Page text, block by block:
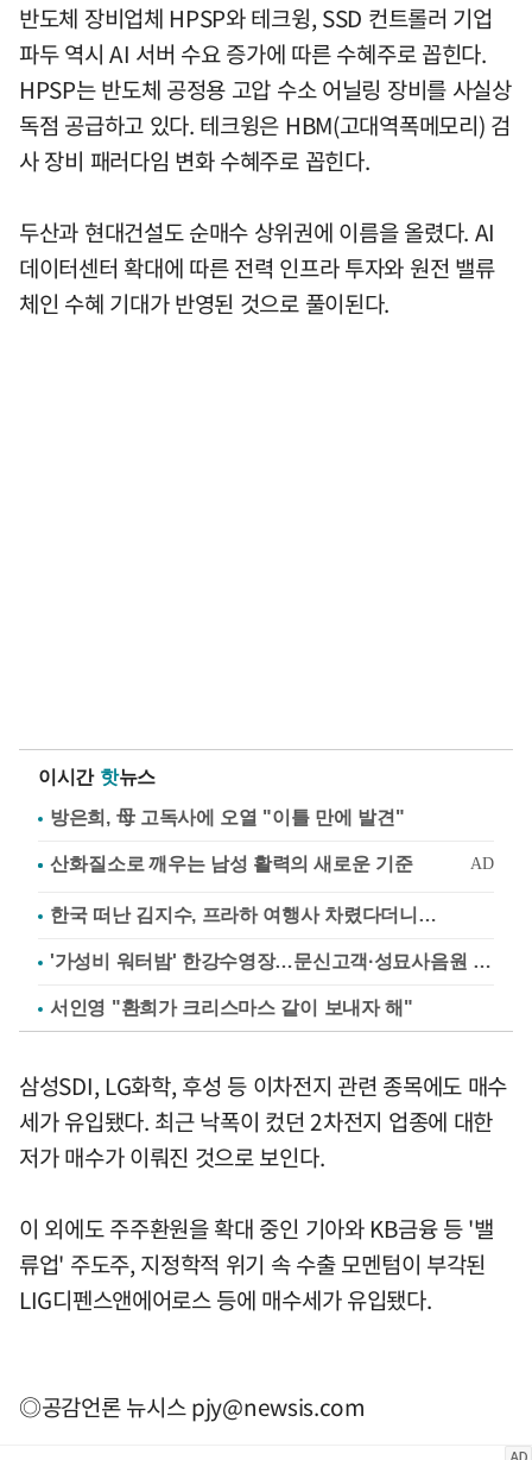
반도체 장비업체 HPSP와 테크윙, SSD 컨트롤러 기업
파두 역시 AI 서버 수요 증가에 따른 수혜주로 꼽힌다.
HPSP는 반도체 공정용 고압 수소 어닐링 장비를 사실상
독점 공급하고 있다. 테크윙은 HBM(고대역폭메모리) 검
사 장비 패러다임 변화 수혜주로 꼽힌다.
두산과 현대건설도 순매수 상위권에 이름을 올렸다. AI
데이터센터 확대에 따른 전력 인프라 투자와 원전 밸류
체인 수혜 기대가 반영된 것으로 풀이된다.
이시간 핫뉴스
방은희, 母 고독사에 오열 "이틀 만에 발견"
한국 떠난 김지수, 프라하 여행사 차렸다더니…
'가성비 워터밤' 한강수영장…문신고객·성묘사음원 민원
서인영 "환희가 크리스마스 같이 보내자 해"
삼성SDI, LG화학, 후성 등 이차전지 관련 종목에도 매수
세가 유입됐다. 최근 낙폭이 컸던 2차전지 업종에 대한
저가 매수가 이뤄진 것으로 보인다.
이 외에도 주주환원을 확대 중인 기아와 KB금융 등 '밸
류업' 주도주, 지정학적 위기 속 수출 모멘텀이 부각된
LIG디펜스앤에어로스 등에 매수세가 유입됐다.
◎공감언론 뉴시스pjy@newsis.com